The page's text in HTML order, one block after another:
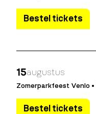
Bestel tickets
15augustus
Zomerparkfeest Venlo •
Bestel tickets